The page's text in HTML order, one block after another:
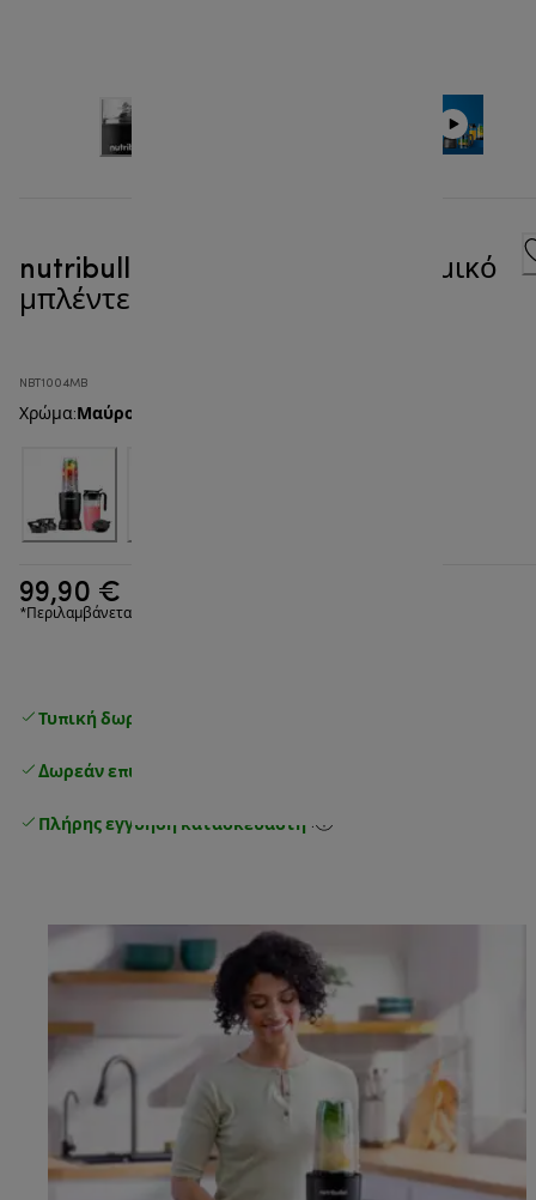
nutribullet® Turbo 1000W - Ατομικό
μπλέντερ
NBT1004MB
Χρώμα:Μαύρο Ματ
99,90 €
*Περιλαμβάνεται ΦΠΑ
Τυπική δωρεάν παράδοση
Δωρεάν επιστροφές
Πλήρης εγγύηση κατασκευαστή .